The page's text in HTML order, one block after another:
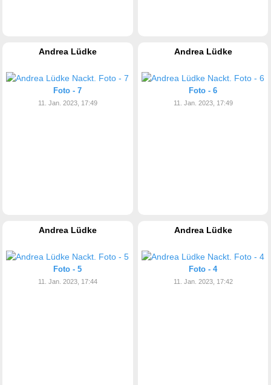
Andrea Lüdke
Foto - 7
11. Jan. 2023, 17:49
Andrea Lüdke
Foto - 6
11. Jan. 2023, 17:49
Andrea Lüdke
Foto - 5
11. Jan. 2023, 17:44
Andrea Lüdke
Foto - 4
11. Jan. 2023, 17:42